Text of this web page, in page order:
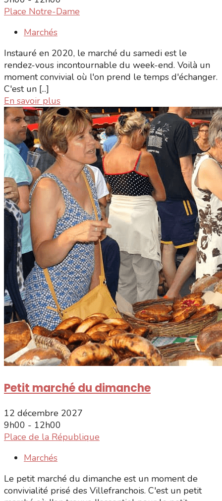
Place Notre-Dame
Marchés
Instauré en 2020, le marché du samedi est le
rendez-vous incontournable du week-end. Voilà un
moment convivial où l'on prend le temps d'échanger.
C'est un [...]
En savoir plus
Petit marché du dimanche
12 décembre 2027
9h00 - 12h00
Place de la République
Marchés
Le petit marché du dimanche est un moment de
convivialité prisé des Villefranchois. C'est un petit